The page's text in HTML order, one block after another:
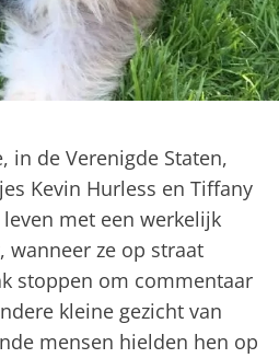
in de Verenigde Staten,
Kevin Hurless en Tiffany
met een werkelijk
ze op straat
stoppen om commentaar
kleine gezicht van
mensen hielden hen op